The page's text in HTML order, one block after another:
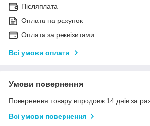
Післяплата
Оплата на рахунок
Оплата за реквізитами
Всі умови оплати
Умови повернення
Повернення товару впродовж 14 днів за
Всі умови повернення